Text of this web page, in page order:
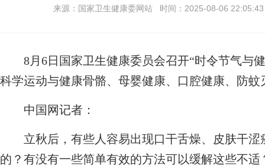
来源：国家卫生健康委网站 时间：2025-08-06
8月6日国家卫生健康委员会召开“时令节气与
科学运动与健康骨骼、母婴健康、口腔健康、防
中国网记者：
立秋后，有些人容易出现口干舌燥、皮肤干涩
的？有没有一些简单有效的方法可以缓解这些不适